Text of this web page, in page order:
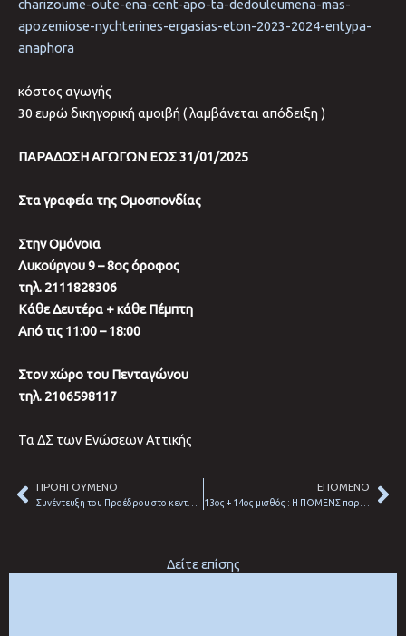
charizoume-oute-ena-cent-apo-ta-dedouleumena-mas-
apozemiose-nychterines-ergasias-eton-2023-2024-entypa-
anaphora
κόστος αγωγής
30 ευρώ δικηγορική αμοιβή ( λαμβάνεται απόδειξη )
ΠΑΡΑΔΟΣΗ ΑΓΩΓΩΝ ΕΩΣ 31/01/2025
Στα γραφεία της Ομοσπονδίας
Στην Ομόνοια
Λυκούργου 9 – 8ος όροφος
τηλ. 2111828306
Κάθε Δευτέρα + κάθε Πέμπτη
Από τις 11:00 – 18:00
Στον χώρο του Πενταγώνου
τηλ. 2106598117
Τα ΔΣ των Ενώσεων Αττικής
Prev
ΠΡΟΗΓΟΥΜΕΝΟ
Συνέντευξη του Προέδρου στο κεντρικό δελτίο ειδήσεων του Blue Sky με την Δημοσιογράφο Αντζυ Σταθάτου
ΕΠΟΜΕΝΟ
13ος + 14ος μισθός : Η ΠΟΜΕΝΣ παρούσα στην εκδήλωση της ΑΔΕΔΥ – Συμμετέχουμε – Αγωνιζόμαστε !
Δείτε επίσης